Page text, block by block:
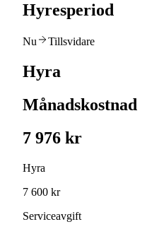
Hyresperiod
Nu Tillsvidare
Hyra
Månadskostnad
7 976 kr
Hyra
7 600 kr
Serviceavgift